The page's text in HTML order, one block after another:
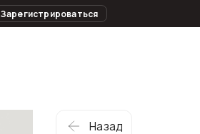
Зарегистрироваться
Назад